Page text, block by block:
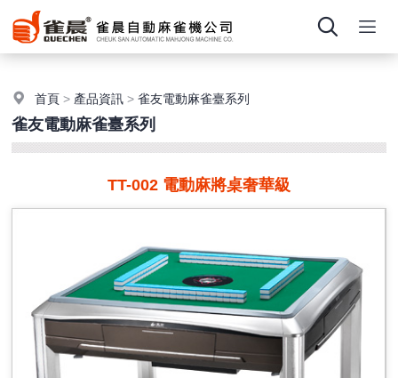
首頁 > 產品資訊 >雀友電動麻雀臺系列
雀友電動麻雀臺系列
TT-002 電動麻將桌奢華級